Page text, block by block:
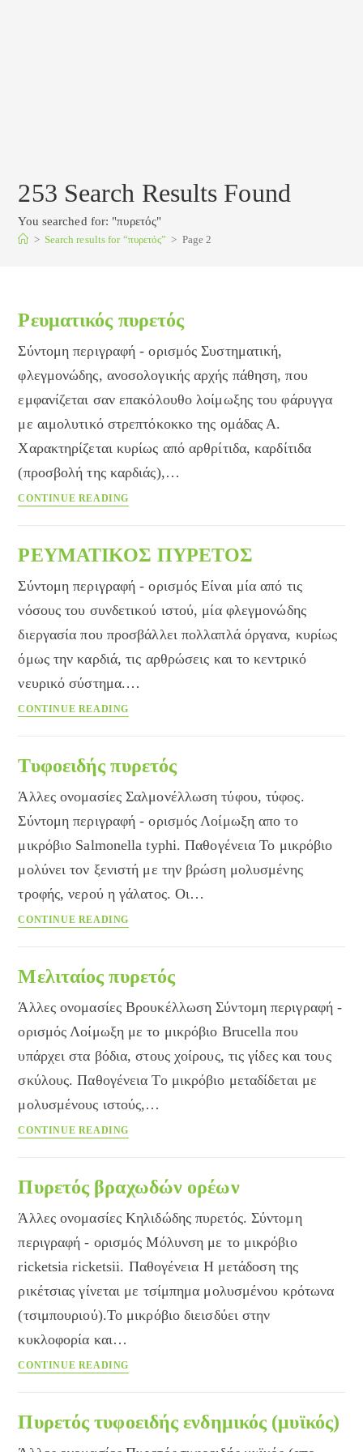
253 Search Results Found
You searched for: "πυρετός"
> Search results for“πυρετός” > Page 2
Ρευματικός πυρετός
Σύντομη περιγραφή - ορισμός Συστηματική,
φλεγμονώδης, ανοσολογικής αρχής πάθηση, που
εμφανίζεται σαν επακόλουθο λοίμωξης του φάρυγγα
με αιμολυτικό στρεπτόκοκκο της ομάδας Α.
Χαρακτηρίζεται κυρίως από αρθρίτιδα, καρδίτιδα
(προσβολή της καρδιάς),…
CONTINUE READING
ΡΕΥΜΑΤΙΚΟΣ ΠΥΡΕΤΟΣ
Σύντομη περιγραφή - ορισμός Είναι μία από τις
νόσους του συνδετικού ιστού, μία φλεγμονώδης
διεργασία που προσβάλλει πολλαπλά όργανα, κυρίως
όμως την καρδιά, τις αρθρώσεις και το κεντρικό
νευρικό σύστημα.…
CONTINUE READING
Τυφοειδής πυρετός
Άλλες ονομασίες Σαλμονέλλωση τύφου, τύφος.
Σύντομη περιγραφή - ορισμός Λοίμωξη απο το
μικρόβιο Salmonella typhi. Παθογένεια Το μικρόβιο
μολύνει τον ξενιστή με την βρώση μολυσμένης
τροφής, νερού η γάλατος. Οι…
CONTINUE READING
Μελιταίος πυρετός
Άλλες ονομασίες Βρουκέλλωση Σύντομη περιγραφή -
ορισμός Λοίμωξη με το μικρόβιο Brucella που
υπάρχει στα βόδια, στους χοίρους, τις γίδες και τους
σκύλους. Παθογένεια Το μικρόβιο μεταδίδεται με
μολυσμένους ιστούς,…
CONTINUE READING
Πυρετός βραχωδών ορέων
Άλλες ονομασίες Κηλιδώδης πυρετός. Σύντομη
περιγραφή - ορισμός Μόλυνση με το μικρόβιο
ricketsia ricketsii. Παθογένεια Η μετάδοση της
ρικέτσιας γίνεται με τσίμπημα μολυσμένου κρότωνα
(τσιμπουριού).Το μικρόβιο διεισδύει στην
κυκλοφορία και…
CONTINUE READING
Πυρετός τυφοειδής ενδημικός (μυϊκός)